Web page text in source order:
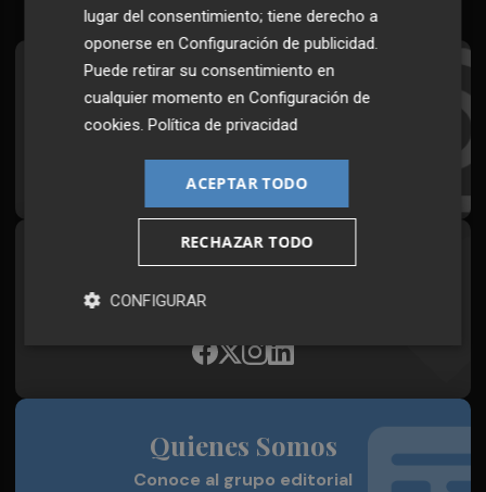
Suscríbete al Boletín
Todos los días a primera hora en tu email
Síguenos en redes
Plaza Podcast, desde cualquier medio
Quienes Somos
Conoce al grupo editorial
lugar del consentimiento; tiene derecho a
oponerse enConfiguración de publicidad.
Puede retirar su consentimiento en
cualquier momento enConfiguración de
cookies.Política de privacidad
ACEPTAR TODO
RECHAZAR TODO
CONFIGURAR